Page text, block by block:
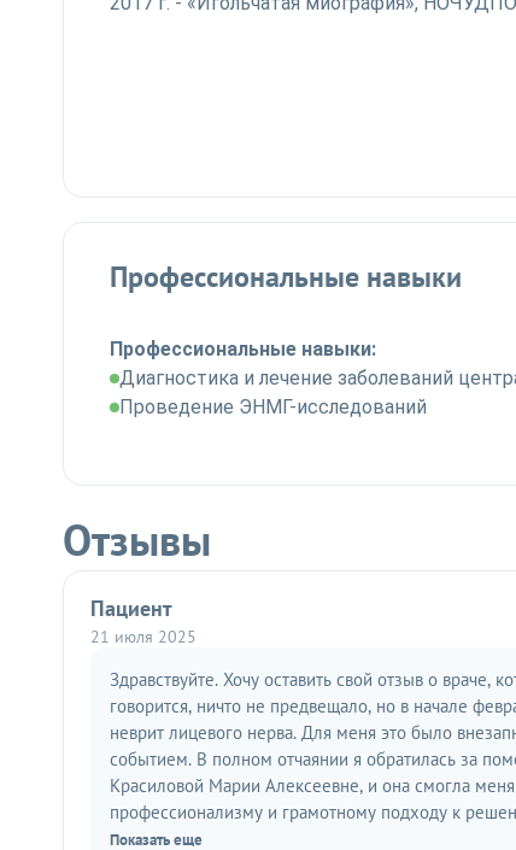
Профессиональные навыки
Профессиональные навыки:
Диагностика и лечение заболеваний
Проведение ЭНМГ-исследований
Отзывы
Пациент
21 июля 2025
Здравствуйте. Хочу оставить свой отзыв о враче,
говорится, ничто не предвещало, но в начале
неврит лицевого нерва. Для меня это было
событием. В полном отчаянии я обратилась за
Красиловой Марии Алексеевне, и она смогла
профессионализму и грамотному подходу к
полностью восстановиться в течение достаточно
Показать еще